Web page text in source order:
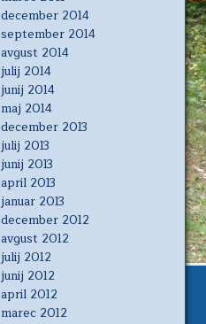
december 2014
september 2014
avgust 2014
julij 2014
junij 2014
maj 2014
december 2013
julij 2013
junij 2013
april 2013
januar 2013
december 2012
avgust 2012
julij 2012
junij 2012
april 2012
marec 2012